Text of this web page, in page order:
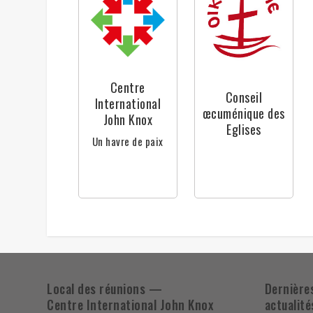
Centre
International
John Knox
Un havre de paix
Conseil
œcuménique des
Eglises
Local des réunions —
Centre International John Knox